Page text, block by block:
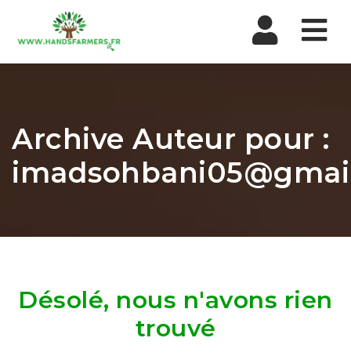
Archive Auteur pour :
Désolé, nous n'avons rien
trouvé